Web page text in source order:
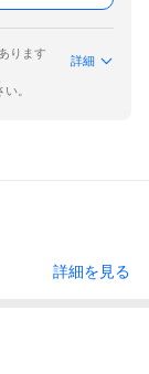
ります
詳細
。
詳細を見る